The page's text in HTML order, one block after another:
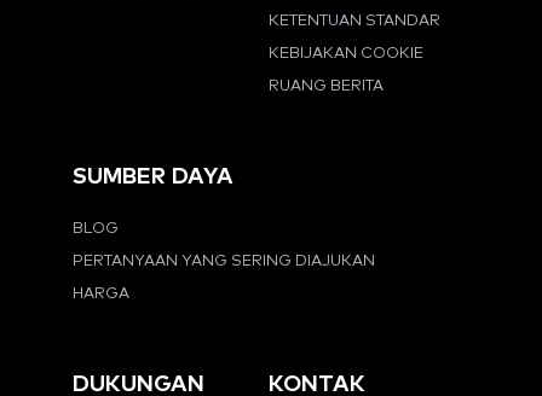
KETENTUAN STANDAR
KEBIJAKAN COOKIE
RUANG BERITA
SUMBER DAYA
BLOG
PERTANYAAN YANG SERING DIAJUKAN
HARGA
DUKUNGAN KONTAK